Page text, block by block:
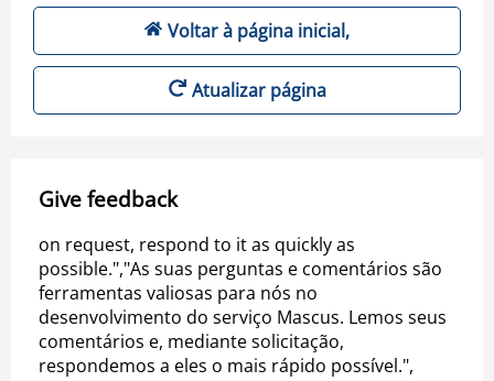
Voltar à página inicial,
Atualizar página
Give feedback
on request, respond to it as quickly as
possible.","As suas perguntas e comentários são
ferramentas valiosas para nós no
desenvolvimento do serviço Mascus. Lemos seus
comentários e, mediante solicitação,
respondemos a eles o mais rápido possível.",